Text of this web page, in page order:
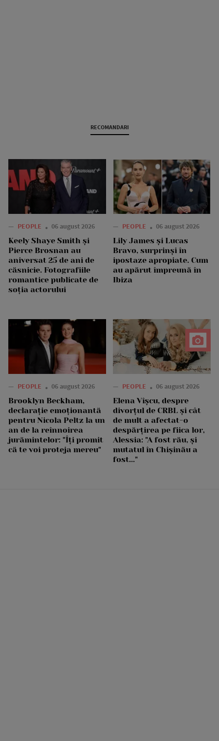
RECOMANDARI
— PEOPLE 06 august 2026
Keely Shaye Smith și
Pierce Brosnan au
aniversat 25 de ani de
căsnicie. Fotografiile
romantice publicate de
soția actorului
— PEOPLE 06 august 2026
Lily James și Lucas
Bravo, surprinși în
ipostaze apropiate. Cum
au apărut împreună în
Ibiza
— PEOPLE 06 august 2026
Brooklyn Beckham,
declarație emoționantă
pentru Nicola Peltz la un
an de la reînnoirea
jurămintelor: "Îți promit
că te voi proteja mereu"
— PEOPLE 06 august 2026
Elena Vîșcu, despre
divorțul de CRBL și cât
de mult a afectat-o
despărțirea pe fiica lor,
Alessia: "A fost rău, și
mutatul în Chișinău a
fost..."